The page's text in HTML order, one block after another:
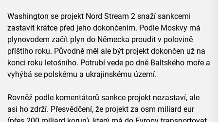
Washington se projekt Nord Stream 2 snaží sankcemi
zastavit krátce před jeho dokončením. Podle Moskvy má
plynovodem začít plyn do Německa proudit v polovině
příštího roku. Původně měl ale být projekt dokončen už na
konci roku letošního. Potrubí vede po dně Baltského moře a
vyhýbá se polskému a ukrajinskému území.
Rovněž podle komentátorů sankce projekt nezastaví, ale
asi ho zdrží. Přesvědčení, že projekt za osm miliard eur